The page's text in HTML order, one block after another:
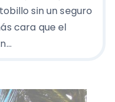
sin un seguro
cara que el